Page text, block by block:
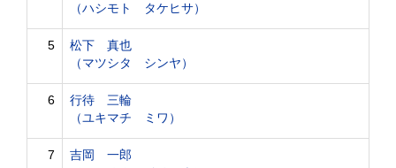
（ハシモト タケヒサ）
5
松下 真也
（マツシタ シンヤ）
6
行待 三輪
（ユキマチ ミワ）
7
吉岡 一郎